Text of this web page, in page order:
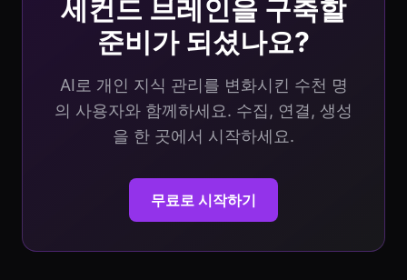
세컨드 브레인을 구축할
준비가 되셨나요?
AI로 개인 지식 관리를 변화시킨 수천 명
의 사용자와 함께하세요. 수집, 연결, 생성
을 한 곳에서 시작하세요.
무료로 시작하기